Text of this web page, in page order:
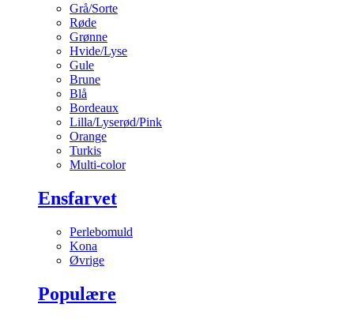
Grå/Sorte
Røde
Grønne
Hvide/Lyse
Gule
Brune
Blå
Bordeaux
Lilla/Lyserød/Pink
Orange
Turkis
Multi-color
Ensfarvet
Perlebomuld
Kona
Øvrige
Populære